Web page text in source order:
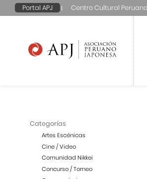
Portal APJ Centro Cultural
Categorías
Artes Escénicas
Cine / Video
Comunidad Nikkei
Concurso / Torneo